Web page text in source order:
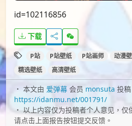
id=102116856
下载
P站 P站壁纸 P站画师 动漫
精选壁纸
高清壁纸
本文由 爱弹幕 会员 monsuta 投
https://idanmu.net/001791/
以上内容仅为投稿者个人意见，仅
请点击上面报告按钮提交反馈。